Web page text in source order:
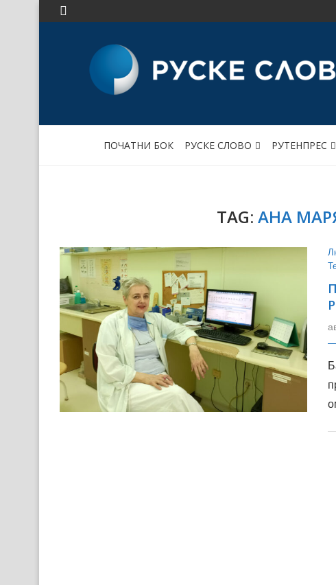
ПОЧАТНИ БОК РУСКЕ СЛОВО РУТЕНПРЕС
TAG: АНА